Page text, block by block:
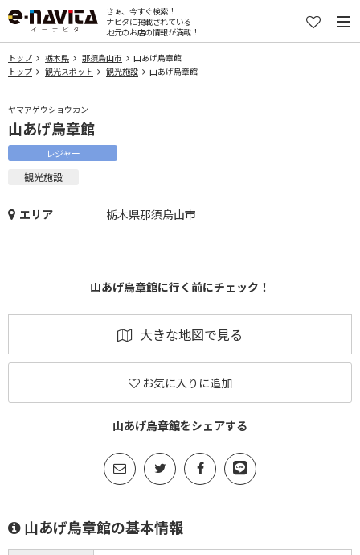
さぁ、今すぐ検索！
ナビタに掲載されている
地元のお店の情報が満載！
トップ 栃木県 那須烏山市
山あげ烏章館
トップ
観光スポット 観光施設 山あげ烏章館
ヤマアゲウショウカン
山あげ烏章館
レジャー
観光施設
エリア 栃木県那須烏山市
山あげ烏章館に行く前にチェック！
大きな地図で見る
お気に入りに追加
山あげ烏章館をシェアする
山あげ烏章館の基本情報